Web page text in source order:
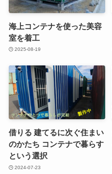
海上コンテナを使った美容
室を着工
2025-08-19
借りる 建てるに次ぐ住まい
のかたち コンテナで暮らす
という選択
2024-07-23